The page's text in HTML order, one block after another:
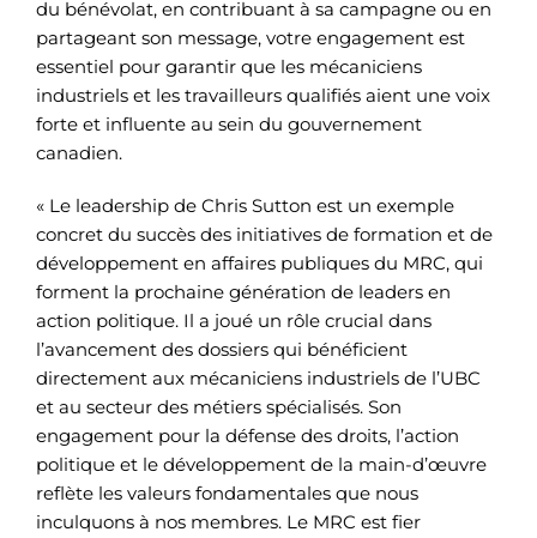
du bénévolat, en contribuant à sa campagne ou en
partageant son message, votre engagement est
essentiel pour garantir que les mécaniciens
industriels et les travailleurs qualifiés aient une voix
forte et influente au sein du gouvernement
canadien.
« Le leadership de Chris Sutton est un exemple
concret du succès des initiatives de formation et de
développement en affaires publiques du MRC, qui
forment la prochaine génération de leaders en
action politique. Il a joué un rôle crucial dans
l’avancement des dossiers qui bénéficient
directement aux mécaniciens industriels de l’UBC
et au secteur des métiers spécialisés. Son
engagement pour la défense des droits, l’action
politique et le développement de la main-d’œuvre
reflète les valeurs fondamentales que nous
inculquons à nos membres. Le MRC est fier